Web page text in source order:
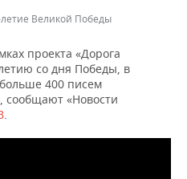
Великой Победы
проекта «Дорога
со дня Победы, в
400 писем
сообщают «Новости
.